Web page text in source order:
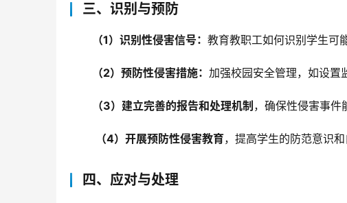
三、识别与预防
（1）识别性侵害信号： 教育教职工如何识别学生可
（2）预防性侵害措施： 加强校园安全管理，如设置
（3）建立完善的报告和处理机制 ，确保性侵害事件
（4）开展预防性侵害教育，提高学生的防范意识和
四、应对与处理